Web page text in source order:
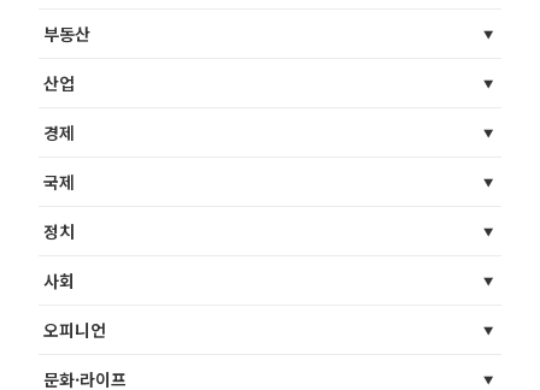
부동산
산업
경제
국제
정치
사회
오피니언
문화·라이프